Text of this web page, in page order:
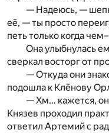
— Надеюсь, —
её, — ты просто
петь только когда
Она улыбнулась
сверкал восторг от
— Откуда они
подошла к Клёнову
— Хм… кажется,
Князев проходил
ответил Артемий с